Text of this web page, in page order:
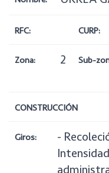
RFC: CURP:
Zona: 2 Sub-
CONSTRUCCIÓN
Giros:
-